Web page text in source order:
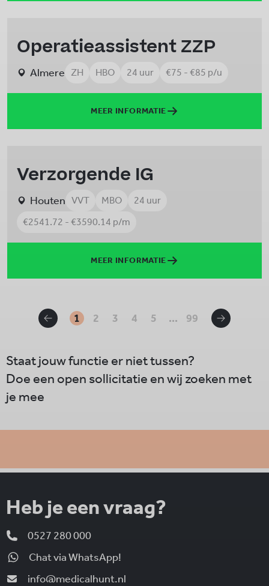
Operatieassistent ZZP
Almere ZH HBO 24 uur €75 - €85 p/u
MEER INFORMATIE
Verzorgende IG
Houten VVT MBO
24 uur
€2541.72 - €3590.14 p/m
MEER INFORMATIE
1 2 3 4 5 ... 99
Staat jouw functie er niet tussen?
Doe een open sollicitatie en wij zoeken met
je mee
Heb je een vraag?
0527 280 000
Chat via WhatsApp!
info@medicalhunt.nl